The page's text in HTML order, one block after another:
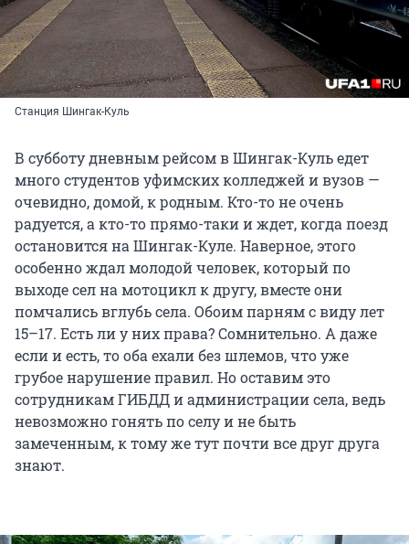
Станция Шингак-Куль
В субботу дневным рейсом в Шингак-Куль едет
много студентов уфимских колледжей и вузов —
очевидно, домой, к родным. Кто-то не очень
радуется, а кто-то прямо-таки и ждет, когда поезд
остановится на Шингак-Куле. Наверное, этого
особенно ждал молодой человек, который по
выходе сел на мотоцикл к другу, вместе они
помчались вглубь села. Обоим парням с виду лет
15–17. Есть ли у них права? Сомнительно. А даже
если и есть, то оба ехали без шлемов, что уже
грубое нарушение правил. Но оставим это
сотрудникам ГИБДД и администрации села, ведь
невозможно гонять по селу и не быть
замеченным, к тому же тут почти все друг друга
знают.